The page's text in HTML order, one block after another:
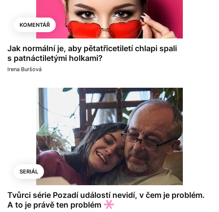
KOMENTÁŘ
Jak normální je, aby pětatřicetiletí chlapi spali
s patnáctiletými holkami?
Irena Buršová
SERIÁL
Tvůrci série Pozadí událostí nevidí, v čem je problém.
A to je právě ten problém